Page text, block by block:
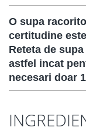
O supa
certitudine
Reteta de
astfel incat
necesari doar